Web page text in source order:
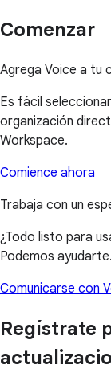
Comenzar
Agrega Voice a tu
Es fácil
organización
Workspace.
Comience ahora
Trabaja con un
¿Todo listo para
Podemos ayudarte.
Comunicarse con
Regístrate